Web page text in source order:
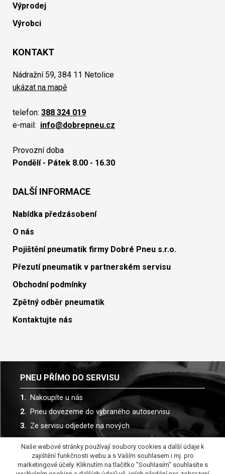
Výprodej
Výrobci
KONTAKT
Nádražní 59, 384 11 Netolice
ukázat na mapě
telefon: 388 324 019
e-mail: info@dobrepneu.cz
Provozní doba
Pondělí - Pátek 8.00 - 16.30
DALŠÍ INFORMACE
Nabídka předzásobení
O nás
Pojištění pneumatik firmy Dobré Pneu s.r.o.
Přezutí pneumatik v partnerském servisu
Obchodní podmínky
Zpětný odběr pneumatik
Kontaktujte nás
PNEU PŘÍMO DO SERVISU
Nakoupíte u nás
Pneu dovezeme do vybraného autoservisu
Ze servisu odjedete na nových
Spolupracujeme s více než 30 autoservisy
Naše webové stránky používají soubory cookies a další údaje k
zajištění funkčnosti webu a s Vaším souhlasem i mj. pro
marketingové účely. Kliknutím na tlačítko "Souhlasím" souhlasíte s